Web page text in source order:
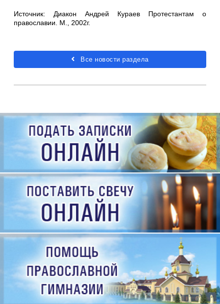
Источник: Диакон Андрей Кураев Протестантам о
православии. М., 2002г.
Все новости раздела